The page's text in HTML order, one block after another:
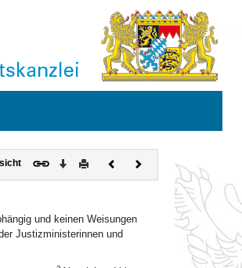
Download
DruckenVorherigesNächstes
Dokument
und keinen Weisungen
Justizministerinnen und